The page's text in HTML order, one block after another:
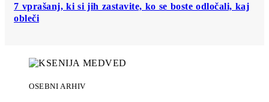
7 vprašanj, ki si jih zastavite, ko se boste odločali, kaj
obleči
OSEBNI ARHIV